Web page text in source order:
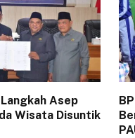
Asep
Wisata Disuntik